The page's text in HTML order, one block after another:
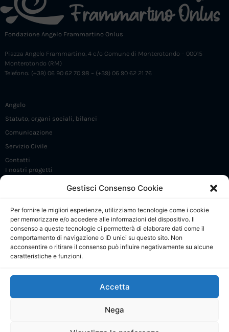
Gestisci Consenso Cookie
Per fornire le migliori esperienze, utilizziamo tecnologie come i cookie
per memorizzare e/o accedere alle informazioni del dispositivo. Il
consenso a queste tecnologie ci permetterà di elaborare dati come il
comportamento di navigazione o ID unici su questo sito. Non
acconsentire o ritirare il consenso può influire negativamente su alcune
caratteristiche e funzioni.
Accetta
Nega
Fondazione Angelo Frammartino Onlus
Piazza Angelo Frammartino, 4 c/o Comune di Monterotondo – 00015
Monterotondo (RM)
Telefono: (+39) 06 90 62 70 98 – (+39) 06 90 62 21 76
Angelo
Statuto, organi sociali, bilanci
Comunicazione
Servizio Civile
Contatti
I nostri progetti
Premio Angelo Frammartino
Sostieni 5 X 1000
CdP: Presentazione
CdP: Regolamento e Comitato di gestione
CdP: Collabora e contatti